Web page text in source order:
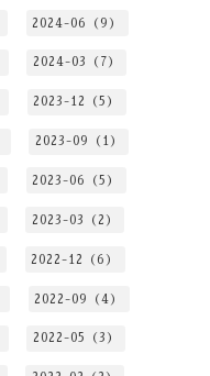
2024-06（9）
2024-03（7）
2023-12（5）
2023-09（1）
2023-06（5）
2023-03（2）
2022-12（6）
2022-09（4）
2022-05（3）